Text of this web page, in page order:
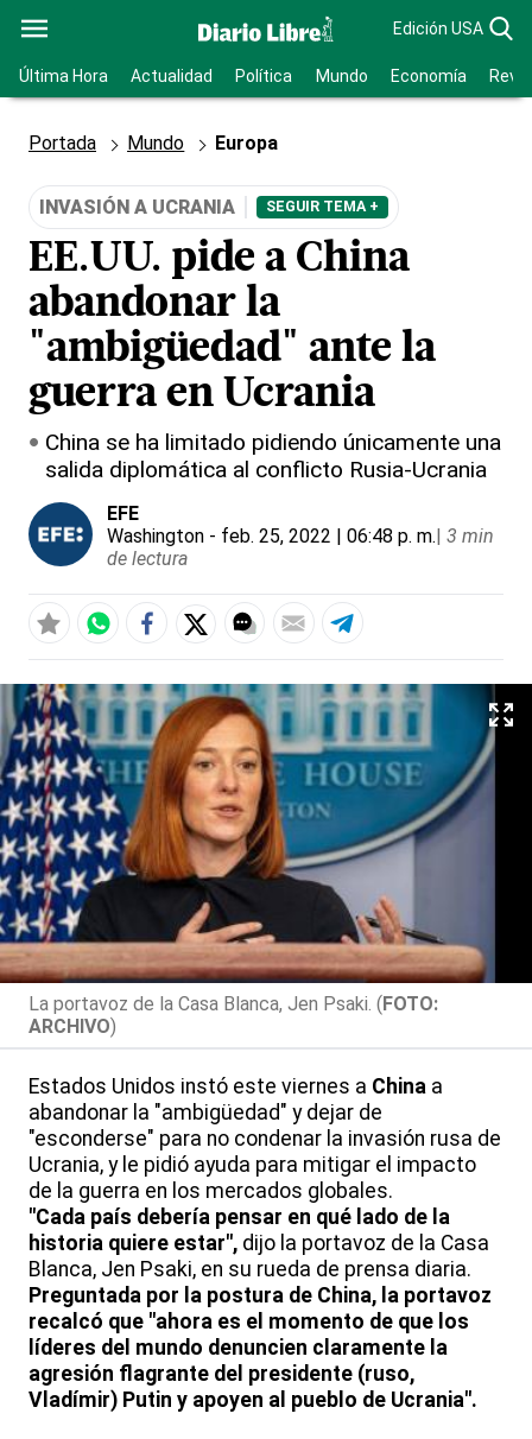
Edición USA
Última Hora Actualidad Política Mundo Economía
Portada Mundo Europa
INVASIÓN A UCRANIA SEGUIR TEMA +
EE.UU. pide a China
abandonar la
"ambigüedad" ante la
guerra en Ucrania
China se ha limitado pidiendo únicamente una
salida diplomática al conflicto Rusia-Ucrania
EFE
Washington - feb. 25, 2022 | 06:48 p. m.| 3 min
de lectura
La portavoz de la Casa Blanca, Jen Psaki. ( FOTO:
ARCHIVO)
Estados Unidos instó este viernes a China a
abandonar la "ambigüedad" y dejar de
"esconderse" para no condenar la invasión rusa de
Ucrania, y le pidió ayuda para mitigar el impacto
de la guerra en los mercados globales.
"Cada país debería pensar en qué lado de la
historia quiere estar", dijo la portavoz de la Casa
Blanca, Jen Psaki, en su rueda de prensa diaria.
Preguntada por la postura de China, la portavoz
recalcó que "ahora es el momento de que los
líderes del mundo denuncien claramente la
agresión flagrante del presidente (ruso,
Vladímir) Putin y apoyen al pueblo de Ucrania".